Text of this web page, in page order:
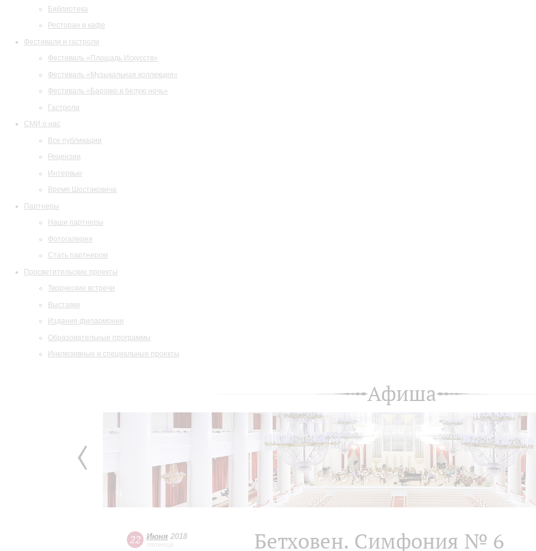
Библиотека
Ресторан и кафе
Фестивали и гастроли
Фестиваль «Площадь Искусств»
Фестиваль «Музыкальная коллекция»
Фестиваль «Барокко в белую ночь»
Гастроли
СМИ о нас
Все публикации
Рецензии
Интервью
Время Шостаковича
Партнеры
Наши партнеры
Фотогалерея
Стать партнером
Просветительские проекты
Творческие встречи
Выставки
Издания филармонии
Образовательные программы
Инклюзивные и специальные проекты
Афиша
22 Июня 2018
пятница Бетховен. Симфония № 6